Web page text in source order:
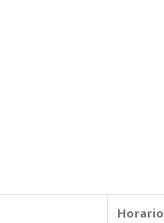
Horario